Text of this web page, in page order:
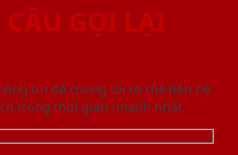
CẦU GỌI LẠI
tin để chúng tôi có thể liên hệ
trong thời gian nhanh nhất.